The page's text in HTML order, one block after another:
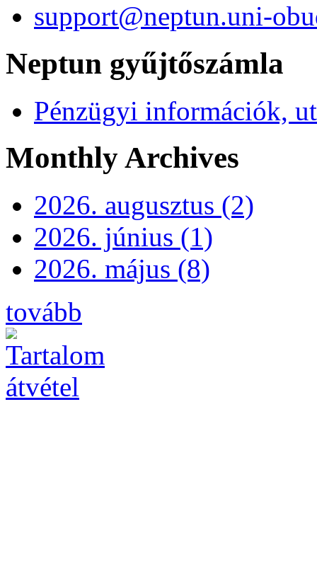
support@neptun.uni-
Neptun gyűjtőszámla
Pénzügyi információk,
Monthly Archives
2026. augusztus (2)
2026. június (1)
2026. május (8)
tovább